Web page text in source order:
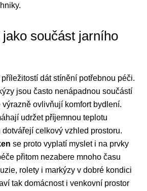
součást jarního
dát stínění potřebnou péči.
jsou často nenápadnou součástí
ovlivňují komfort bydlení.
udržet příjemnou teplotu
celkový vzhled prostoru.
se proto vyplatí myslet i na prvky
přitom nezabere mnoho času
rolety i markýzy v dobré kondici
tak domácnost i venkovní prostor